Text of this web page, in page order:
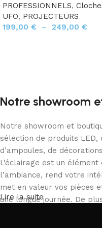
PROFESSIONNELS,
UFO, PROJECTEURS
199,00 € – 249,00 €
Notre showroom
Notre showroom et
sélection de produits LED,
d’ampoules, de
L’éclairage est un
l’ambiance, rend votre
met en valeur vos pièces
une longue journée. De
Lire la suite